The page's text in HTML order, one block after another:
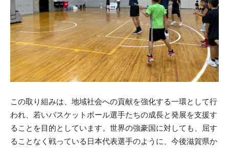
この取り組みは、地域社会への貢献を強化する一環として行
われ、若いバスケットボール選手たちの成長と発展を支援す
ることを目的としています。世界の強豪国に対しても、屈す
ることなく戦っている日本代表選手のように、今後滋賀県か